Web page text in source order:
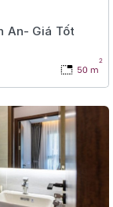
An- Giá Tốt
50 m
2